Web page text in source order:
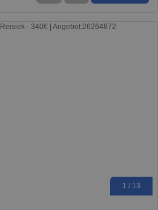
1 / 13